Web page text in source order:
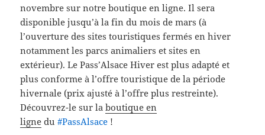
novembre sur notre boutique en ligne. Il sera
disponible jusqu’à la fin du mois de mars (à
l’ouverture des sites touristiques fermés en hiver
notamment les parcs animaliers et sites en
extérieur). Le Pass’Alsace Hiver est plus adapté et
plus conforme à l’offre touristique de la période
hivernale (prix ajusté à l’offre plus restreinte).
Découvrez-le sur laboutique en
ligne du‪#‎PassAlsace‬ !